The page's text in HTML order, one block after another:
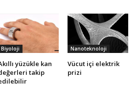
Biyoloji
yüzükle kan
takip
Nanoteknoloji
Vücut içi elektrik
prizi